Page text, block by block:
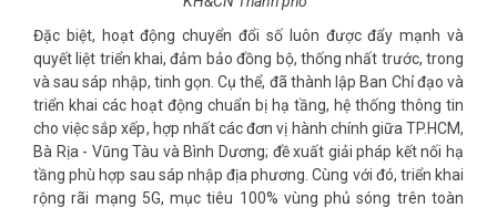
Đặc biệt, hoạt động chuyển đổi số luôn được đẩy mạnh và
quyết liệt triển khai, đảm bảo đồng bộ, thống nhất trước, trong
và sau sáp nhập, tinh gọn. Cụ thể, đã thành lập Ban Chỉ đạo và
triển khai các hoạt động chuẩn bị hạ tầng, hệ thống thông tin
cho việc sắp xếp, hợp nhất các đơn vị hành chính giữa TP.HCM,
Bà Rịa - Vũng Tàu và Bình Dương; đề xuất giải pháp kết nối hạ
tầng phù hợp sau sáp nhập địa phương. Cùng với đó, triển khai
rộng rãi mạng 5G, mục tiêu 100% vùng phủ sóng trên toàn